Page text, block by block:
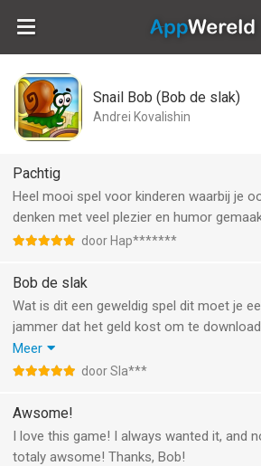
Snail Bob (Bob de slak)
Andrei Kovalishin
Pachtig
Heel mooi spel voor kinderen waarbij je
denken met veel plezier en humor
door Hap*******
Bob de slak
Wat is dit een geweldig spel dit moet je
jammer dat het geld kost om te
je nooit meer te betalen en je hoeft nooit
en een leuk muziekje en er zijn moeilijke
even leuk.
Meer
door Sla***
Awsome!
I love this game! I always wanted it, and
totaly awsome! Thanks, Bob!